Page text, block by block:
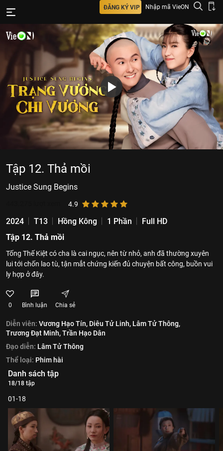
ĐĂNG KÝ VIP Nhập mã VieON
Tập 12. Thả mồi
Justice Sung Begins
4.9
2024 T13 Hồng Kông 1 Phần
Full HD
Tập 12. Thả mồi
Tống Thế Kiệt có cha là cai ngục, nên từ nhỏ, anh đã thường xuyên
lui tới chốn lao tù, tận mắt chứng kiến đủ chuyện bất công, buồn vui
ly hợp ở đây.
0 Bình luận Chia sẻ
Diễn viên: Vương Hạo Tín, Diêu Tử Linh, Lâm Tử Thông,
Trương Đạt Minh,Trần Hạo Dân
Đạo diễn: Lâm Tử Thông
Thể loại: Phim hài
Danh sách tập
18/18 tập
01-18